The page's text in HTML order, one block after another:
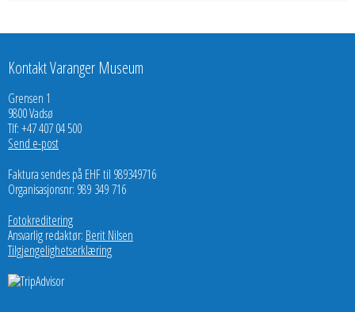
Kontakt Varanger Museum
Grensen 1
9800 Vadsø
Tlf: +47 407 04 500
Send e-post
Faktura sendes på EHF til 989349716
Organisasjonsnr: 989 349 716
Fotokreditering
Ansvarlig redaktør: Berit Nilsen
Tilgjengelighetserklæring